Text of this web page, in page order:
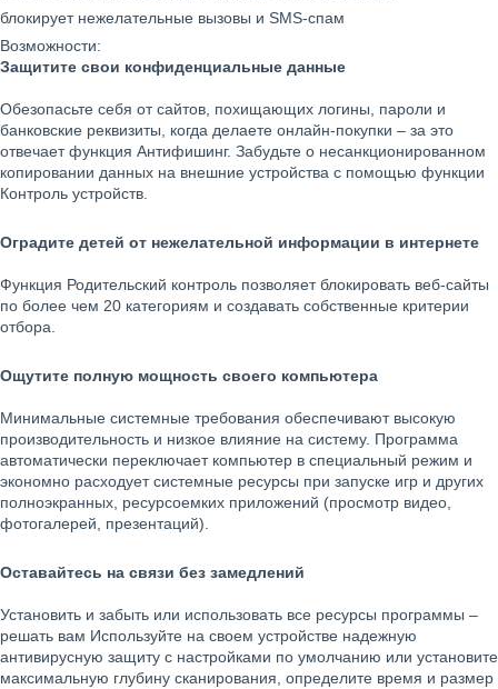
блокирует нежелательные вызовы и SMS-спам
Возможности:
Защитите свои конфиденциальные данные
Обезопасьте себя от сайтов, похищающих логины, пароли и
банковские реквизиты, когда делаете онлайн-покупки – за это
отвечает функция Антифишинг. Забудьте о несанкционированном
копировании данных на внешние устройства с помощью функции
Контроль устройств.
Оградите детей от нежелательной информации в интернете
Функция Родительский контроль позволяет блокировать веб-сайты
по более чем 20 категориям и создавать собственные критерии
отбора.
Ощутите полную мощность своего компьютера
Минимальные системные требования обеспечивают высокую
производительность и низкое влияние на систему. Программа
автоматически переключает компьютер в специальный режим и
экономно расходует системные ресурсы при запуске игр и других
полноэкранных, ресурсоемких приложений (просмотр видео,
фотогалерей, презентаций).
Оставайтесь на связи без замедлений
Установить и забыть или использовать все ресурсы программы –
решать вам Используйте на своем устройстве надежную
антивирусную защиту с настройками по умолчанию или установите
максимальную глубину сканирования, определите время и размер